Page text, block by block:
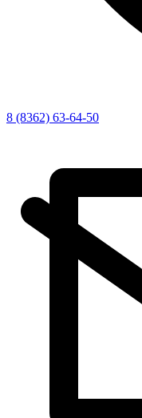
8 (8362) 63-64-50